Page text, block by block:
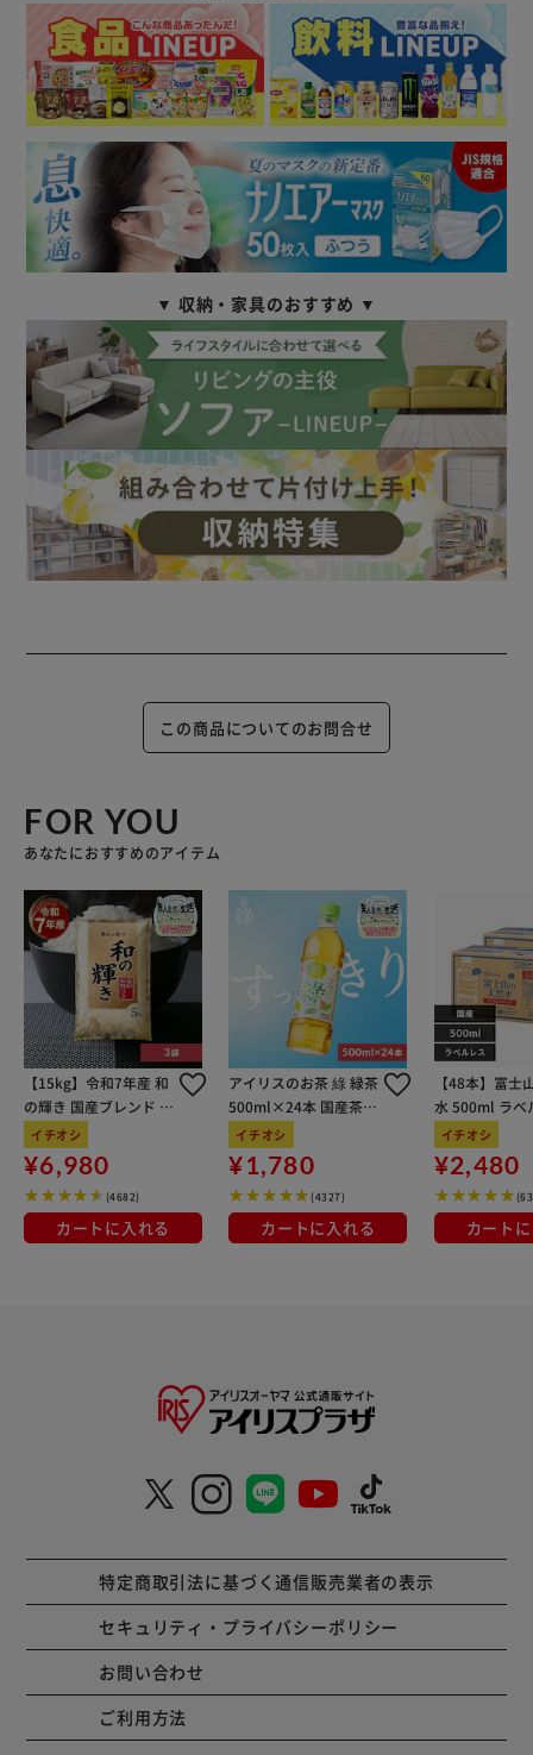
▼ 収納・家具のおすすめ ▼
この商品についてのお問合せ
FOR YOU
あなたにおすすめのアイテム
【15kg】令和7年産 和
の輝き 国産ブレンド 5
kg×3袋
イチオシ
¥6,980
(4682)
カートに入れる
アイリスのお茶 綠 緑茶
500ml×24本 国産茶葉
100％使用
イチオシ
¥1,780
(4327)
カートに入れる
【48本】富士
水 500ml ラベ
イチオシ
¥2,480
カート
特定商取引法に基づく通信販売業者の表示
セキュリティ・プライバシーポリシー
お問い合わせ
ご利用方法